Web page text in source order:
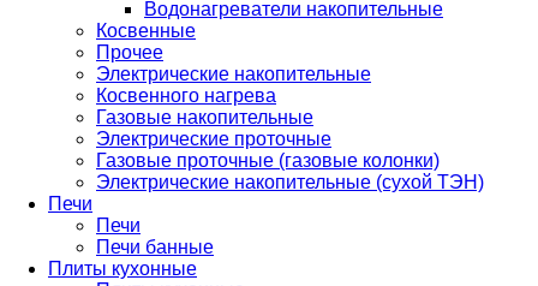
Водонагреватели накопительные
Косвенные
Прочее
Электрические накопительные
Косвенного нагрева
Газовые накопительные
Электрические проточные
Газовые проточные (газовые колонки)
Электрические накопительные (сухой ТЭН)
Печи
Печи
Печи банные
Плиты кухонные